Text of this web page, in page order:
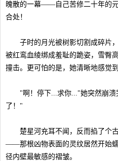
魄散的一幕——自己苦修二十年的
合处！
子时的月光被树影切割成碎片，
被红鸾血绫绑成羞耻的跪姿，雪臀
撞击。更可怕的是，她清晰地感觉
"啊！停下...求你..."她突然崩溃
了！"
楚星河充耳不闻，反而掐了个古
——那根凶物表面的灵纹居然开始
径内壁最敏感的褶皱。